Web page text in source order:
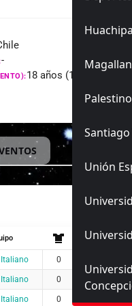
Palestino
Unión
-
18 años (11/02/2008)
0
0 0
0